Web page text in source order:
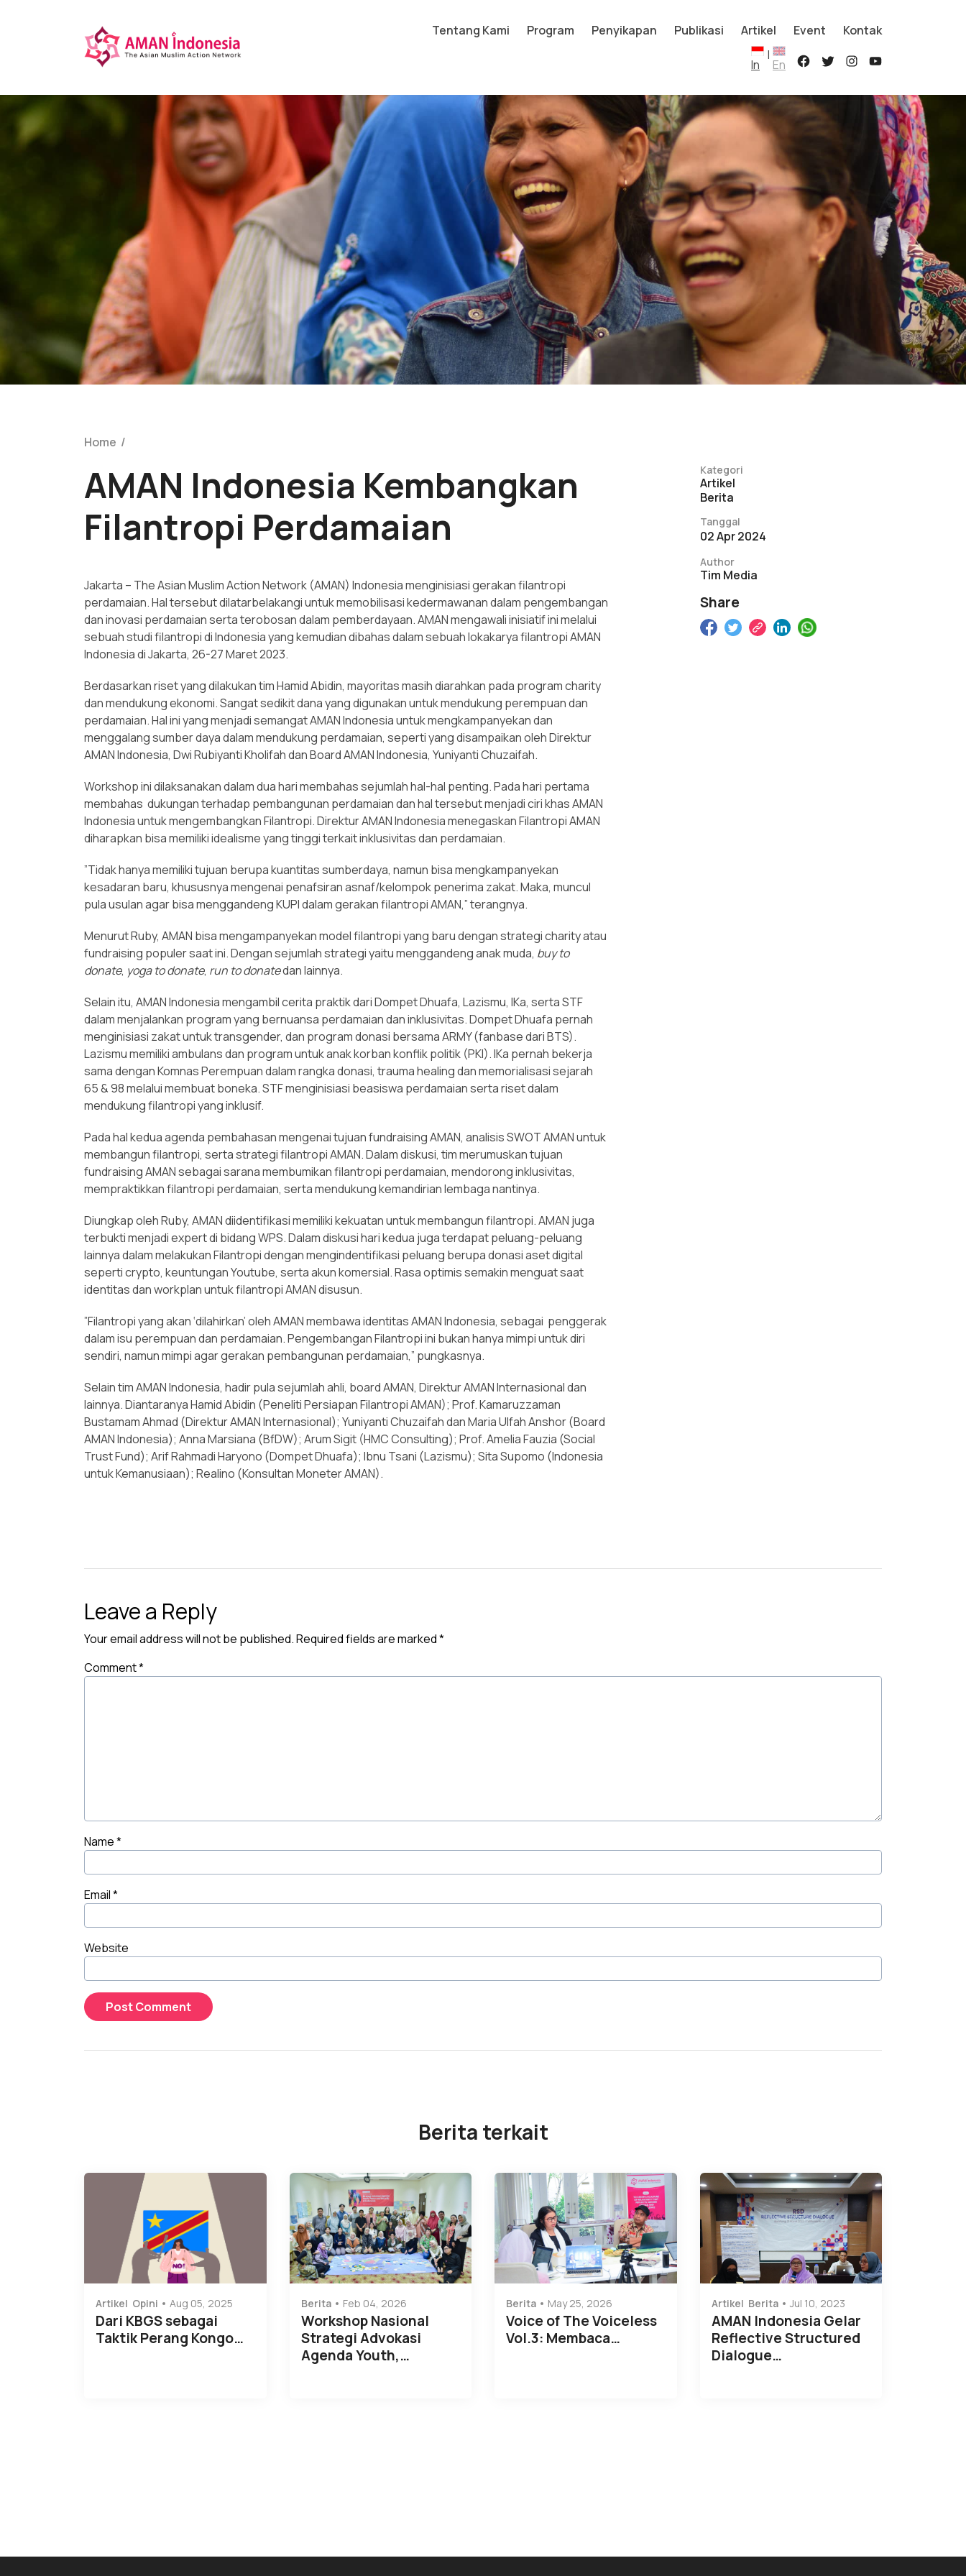
Tentang Kami Program Penyikapan Publikasi Artikel Event Kontak
In
|
En
Home /
AMAN Indonesia Kembangkan
Filantropi Perdamaian
Jakarta – The Asian Muslim Action Network (AMAN) Indonesia menginisiasi gerakan filantropi
perdamaian. Hal tersebut dilatarbelakangi untuk memobilisasi kedermawanan dalam pengembangan
dan inovasi perdamaian serta terobosan dalam pemberdayaan. AMAN mengawali inisiatif ini melalui
sebuah studi filantropi di Indonesia yang kemudian dibahas dalam sebuah lokakarya filantropi AMAN
Indonesia di Jakarta, 26-27 Maret 2023.
Berdasarkan riset yang dilakukan tim Hamid Abidin, mayoritas masih diarahkan pada program charity
dan mendukung ekonomi. Sangat sedikit dana yang digunakan untuk mendukung perempuan dan
perdamaian. Hal ini yang menjadi semangat AMAN Indonesia untuk mengkampanyekan dan
menggalang sumber daya dalam mendukung perdamaian, seperti yang disampaikan oleh Direktur
AMAN Indonesia, Dwi Rubiyanti Kholifah dan Board AMAN Indonesia, Yuniyanti Chuzaifah.
Workshop ini dilaksanakan dalam dua hari membahas sejumlah hal-hal penting. Pada hari pertama
membahas dukungan terhadap pembangunan perdamaian dan hal tersebut menjadi ciri khas AMAN
Indonesia untuk mengembangkan Filantropi. Direktur AMAN Indonesia menegaskan Filantropi AMAN
diharapkan bisa memiliki idealisme yang tinggi terkait inklusivitas dan perdamaian.
”Tidak hanya memiliki tujuan berupa kuantitas sumberdaya, namun bisa mengkampanyekan
kesadaran baru, khususnya mengenai penafsiran asnaf/kelompok penerima zakat. Maka, muncul
pula usulan agar bisa menggandeng KUPI dalam gerakan filantropi AMAN,” terangnya.
Menurut Ruby, AMAN bisa mengampanyekan model filantropi yang baru dengan strategi charity atau
fundraising populer saat ini. Dengan sejumlah strategi yaitu menggandeng anak muda, buy to
donate, yoga to donate, run to donatedan lainnya.
Selain itu, AMAN Indonesia mengambil cerita praktik dari Dompet Dhuafa, Lazismu, IKa, serta STF
dalam menjalankan program yang bernuansa perdamaian dan inklusivitas. Dompet Dhuafa pernah
menginisiasi zakat untuk transgender, dan program donasi bersama ARMY (fanbase dari BTS).
Lazismu memiliki ambulans dan program untuk anak korban konflik politik (PKI). IKa pernah bekerja
sama dengan Komnas Perempuan dalam rangka donasi, trauma healing dan memorialisasi sejarah
65 & 98 melalui membuat boneka. STF menginisiasi beasiswa perdamaian serta riset dalam
mendukung filantropi yang inklusif.
Pada hal kedua agenda pembahasan mengenai tujuan fundraising AMAN, analisis SWOT AMAN untuk
membangun filantropi, serta strategi filantropi AMAN. Dalam diskusi, tim merumuskan tujuan
fundraising AMAN sebagai sarana membumikan filantropi perdamaian, mendorong inklusivitas,
mempraktikkan filantropi perdamaian, serta mendukung kemandirian lembaga nantinya.
Diungkap oleh Ruby, AMAN diidentifikasi memiliki kekuatan untuk membangun filantropi. AMAN juga
terbukti menjadi expert di bidang WPS. Dalam diskusi hari kedua juga terdapat peluang-peluang
lainnya dalam melakukan Filantropi dengan mengindentifikasi peluang berupa donasi aset digital
seperti crypto, keuntungan Youtube, serta akun komersial. Rasa optimis semakin menguat saat
identitas dan workplan untuk filantropi AMAN disusun.
”Filantropi yang akan ‘dilahirkan’ oleh AMAN membawa identitas AMAN Indonesia, sebagai penggerak
dalam isu perempuan dan perdamaian. Pengembangan Filantropi ini bukan hanya mimpi untuk diri
sendiri, namun mimpi agar gerakan pembangunan perdamaian,” pungkasnya.
Selain tim AMAN Indonesia, hadir pula sejumlah ahli, board AMAN, Direktur AMAN Internasional dan
lainnya. Diantaranya Hamid Abidin (Peneliti Persiapan Filantropi AMAN); Prof. Kamaruzzaman
Bustamam Ahmad (Direktur AMAN Internasional); Yuniyanti Chuzaifah dan Maria Ulfah Anshor (Board
AMAN Indonesia); Anna Marsiana (BfDW); Arum Sigit (HMC Consulting); Prof. Amelia Fauzia (Social
Trust Fund); Arif Rahmadi Haryono (Dompet Dhuafa); Ibnu Tsani (Lazismu); Sita Supomo (Indonesia
untuk Kemanusiaan); Realino (Konsultan Moneter AMAN).
Kategori
Artikel
Berita
Tanggal
02 Apr 2024
Author
Tim Media
Share
Leave a Reply
Your email address will not be published.Required fields are marked*
Comment*
Name*
Email*
Website
Berita terkait
Artikel Opini Aug 05, 2025
Dari KBGS sebagai
Taktik Perang Kongo…
Berita Feb 04, 2026
Workshop Nasional
Strategi Advokasi
Agenda Youth,…
Berita May 25, 2026
Voice of The Voiceless
Vol.3: Membaca…
Artikel Berita Jul 10, 2023
AMAN Indonesia Gelar
Reflective Structured
Dialogue…